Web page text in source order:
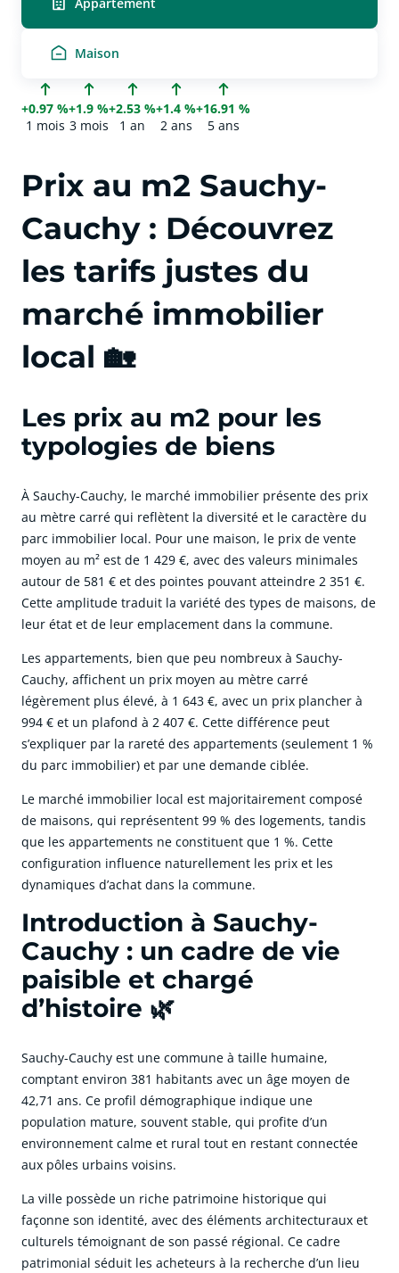
Maison
+0.97 %
1 mois
+1.9 %
3 mois
+2.53 %
1 an
+1.4 %
2 ans
+16.91 %
5 ans
Prix au m2 Sauchy-
Cauchy : Découvrez
les tarifs justes du
marché immobilier
local 🏡
Les prix au m2 pour les
typologies de biens
À Sauchy-Cauchy, le marché immobilier présente des prix
au mètre carré qui reflètent la diversité et le caractère du
parc immobilier local. Pour une maison, le prix de vente
moyen au m² est de 1 429 €, avec des valeurs minimales
autour de 581 € et des pointes pouvant atteindre 2 351 €.
Cette amplitude traduit la variété des types de maisons, de
leur état et de leur emplacement dans la commune.
Les appartements, bien que peu nombreux à Sauchy-
Cauchy, affichent un prix moyen au mètre carré
légèrement plus élevé, à 1 643 €, avec un prix plancher à
994 € et un plafond à 2 407 €. Cette différence peut
s’expliquer par la rareté des appartements (seulement 1 %
du parc immobilier) et par une demande ciblée.
Le marché immobilier local est majoritairement composé
de maisons, qui représentent 99 % des logements, tandis
que les appartements ne constituent que 1 %. Cette
configuration influence naturellement les prix et les
dynamiques d’achat dans la commune.
Introduction à Sauchy-
Cauchy : un cadre de vie
paisible et chargé
d’histoire 🌿
Sauchy-Cauchy est une commune à taille humaine,
comptant environ 381 habitants avec un âge moyen de
42,71 ans. Ce profil démographique indique une
population mature, souvent stable, qui profite d’un
environnement calme et rural tout en restant connectée
aux pôles urbains voisins.
La ville possède un riche patrimoine historique qui
façonne son identité, avec des éléments architecturaux et
culturels témoignant de son passé régional. Ce cadre
patrimonial séduit les acheteurs à la recherche d’un lieu